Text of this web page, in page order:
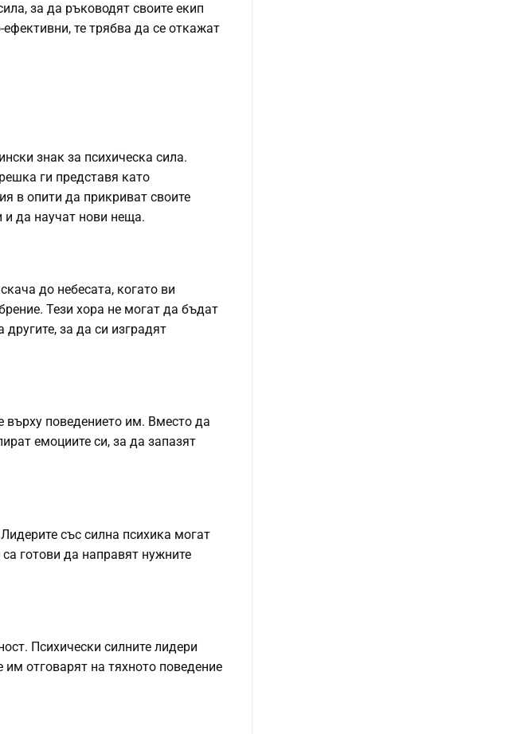
за да ръководят своите екип
те трябва да се откажат
знак за психическа сила.
ги представя като
в опити да прикриват своите
и да научат нови неща.
до небесата, когато ви
Тези хора не могат да бъдат
за да си изградят
върху поведението им. Вместо да
емоциите си, за да запазят
със силна психика могат
готови да направят нужните
Психически силните лидери
отговарят на тяхното поведение